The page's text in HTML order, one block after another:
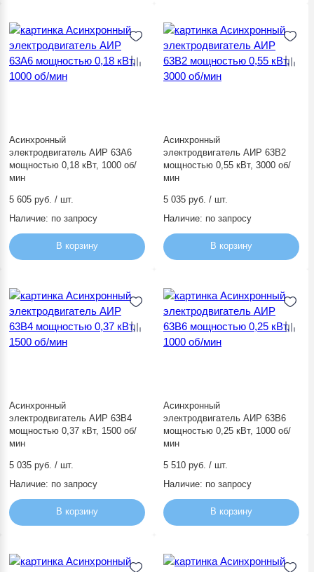
Асинхронный
электродвигатель АИР 63А6
мощностью 0,18 кВт, 1000 об/
мин
5 605 руб. / шт.
Наличие: по запросу
В корзину
Асинхронный
электродвигатель АИР 63В2
мощностью 0,55 кВт, 3000 об/
мин
5 035 руб. / шт.
Наличие: по запросу
В корзину
Асинхронный
электродвигатель АИР 63В4
мощностью 0,37 кВт, 1500 об/
мин
5 035 руб. / шт.
Наличие: по запросу
В корзину
Асинхронный
электродвигатель АИР 63В6
мощностью 0,25 кВт, 1000 об/
мин
5 510 руб. / шт.
Наличие: по запросу
В корзину